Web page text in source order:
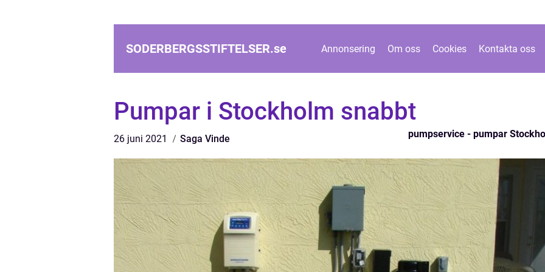
SODERBERGSSTIFTELSER.se Annonsering Om oss Cookies Kontakta oss
Pumpar i Stockholm snabbt
26 juni 2021 Saga Vinde pumpservice - pumpar